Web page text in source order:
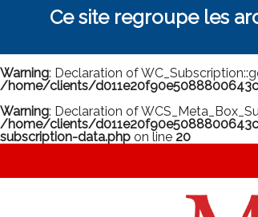
Ce site regroupe les
Warning: Declaration of
/home/clients/
Warning: Declaration of
/home/clients/
subscription-data.php on line 20